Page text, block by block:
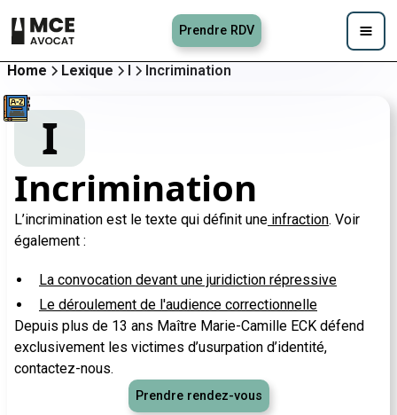
Prendre RDV
Home Lexique I Incrimination
I
Incrimination
L’incrimination est le texte qui définit une infraction. Voir
également :
La convocation devant une juridiction répressive
Le déroulement de l'audience correctionnelle
Depuis plus de 13 ans Maître Marie-Camille ECK défend
exclusivement les victimes d’usurpation d’identité,
contactez-nous.
Prendre rendez-vous